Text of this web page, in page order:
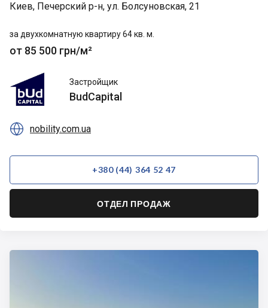
Киев, Печерский р-н, ул. Болсуновская, 21
за двухкомнатную квартиру 64 кв. м.
от 85 500 грн/м²
BudCapital Застройщик
BudCapital
 nobility.com.ua
+380 (44) 364 52 47
ОТДЕЛ ПРОДАЖ